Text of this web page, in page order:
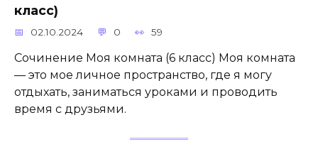
класс)
02.10.2024 0 59
Сочинение Моя комната (6 класс) Моя комната
— это мое личное пространство, где я могу
отдыхать, заниматься уроками и проводить
время с друзьями.